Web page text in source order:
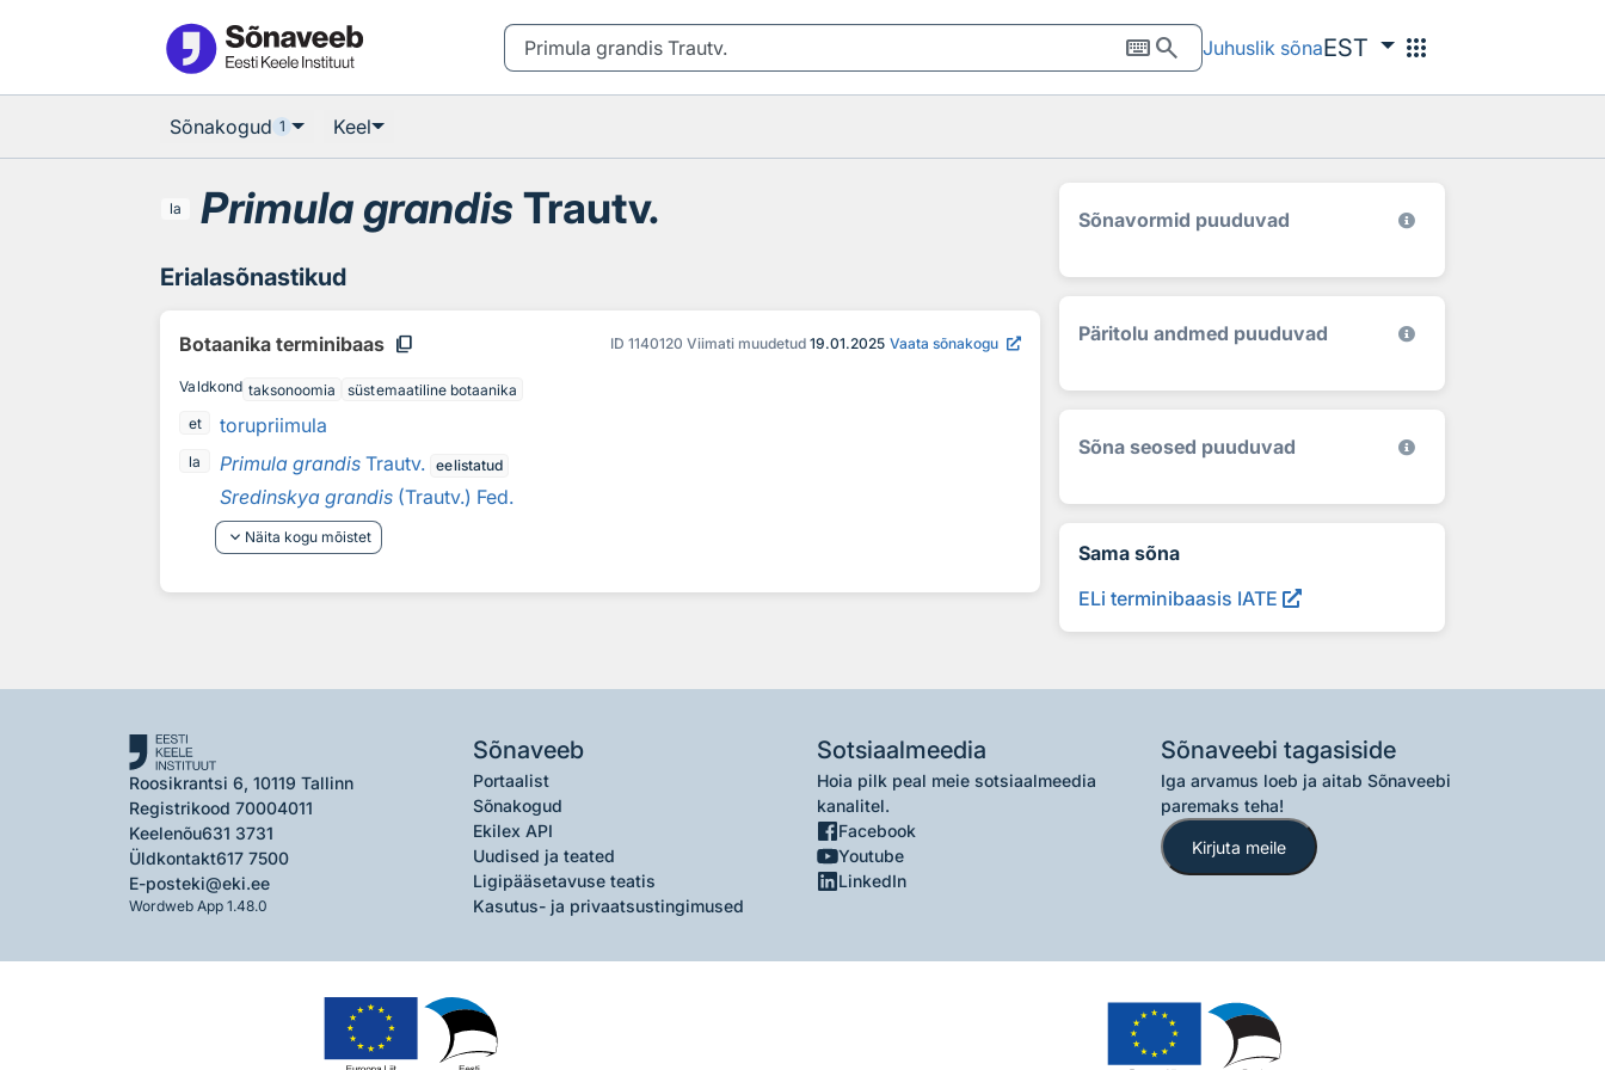
keyboardsearch Juhuslik sõnaEST apps
Sõnakogud 1 Keel
la Primula grandis Trautv.
Erialasõnastikud
Botaanika terminibaas content_copy ID 1140120 Viimati muudetud 19.01.2025 Vaata sõnakogu
Valdkond taksonoomia
süstemaatiline botaanika
et
torupriimula
la Primula grandis Trautv. eelistatud
Sredinskya grandis (Trautv.) Fed.
keyboard_arrow_down Näita kogu mõistet
Sõnavormid puuduvad
Päritolu andmed puuduvad
Sõna seosed puuduvad
Sama sõna
ELi terminibaasis IATE
Roosikrantsi 6, 10119 Tallinn
Registrikood 70004011
Keelenõu631 3731
Üldkontakt617 7500
E-posteki@eki.ee
Wordweb App 1.48.0
Sõnaveeb
Portaalist
Sõnakogud
Ekilex API
Uudised ja teated
Ligipääsetavuse teatis
Kasutus- ja privaatsustingimused
Sotsiaalmeedia
Hoia pilk peal meie sotsiaalmeedia
kanalitel.
Facebook
Youtube
LinkedIn
Sõnaveebi tagasiside
Iga arvamus loeb ja aitab Sõnaveebi
paremaks teha!
Kirjuta meile